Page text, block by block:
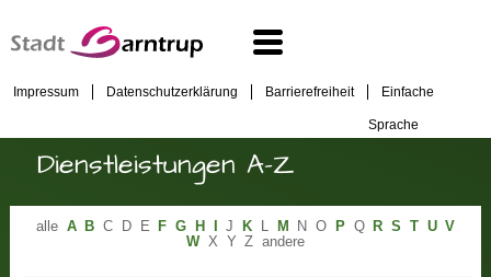
Impressum Datenschutzerklärung Barrierefreiheit Einfache
Sprache
Dienstleistungen A-Z
alle A B C D E F G H J K L M N O P Q R S T U V
W X Y Z andere